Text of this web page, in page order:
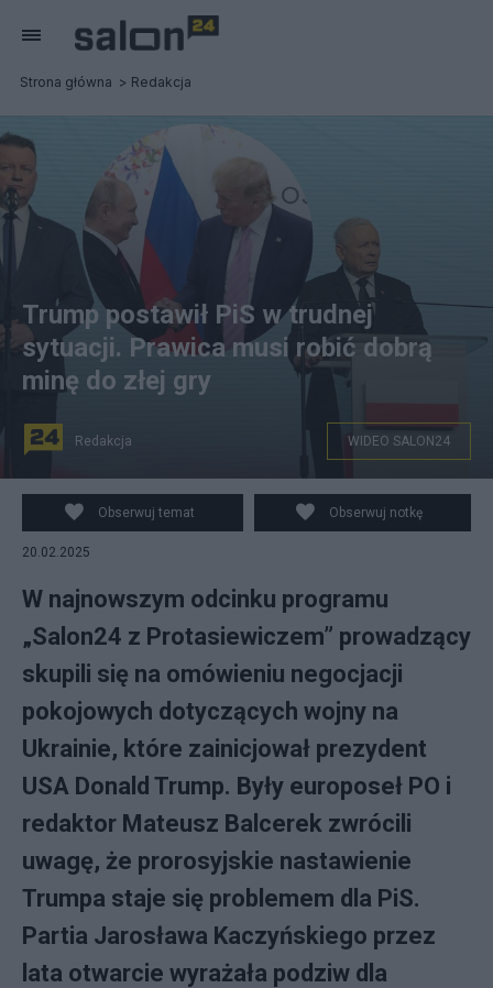
Strona główna Redakcja
na zdjęciu: w tle Jarosław Kaczyński i Mariusz
Błaszczak, w środku Władimir Putin i Donald Trump. fot.
PAP/EPA.
Trump postawił PiS w trudnej
sytuacji. Prawica musi robić dobrą
minę do złej gry
Redakcja WIDEO SALON24
Obserwuj temat Obserwuj notkę
20.02.2025
W najnowszym odcinku programu
„Salon24 z Protasiewiczem” prowadzący
skupili się na omówieniu negocjacji
pokojowych dotyczących wojny na
Ukrainie, które zainicjował prezydent
USA Donald Trump. Były europoseł PO i
redaktor Mateusz Balcerek zwrócili
uwagę, że prorosyjskie nastawienie
Trumpa staje się problemem dla PiS.
Partia Jarosława Kaczyńskiego przez
lata otwarcie wyrażała podziw dla